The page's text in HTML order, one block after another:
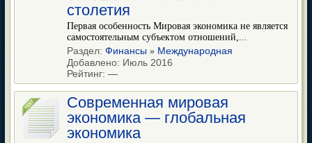
столетия
Первая особенность Мировая экономика не является
самостоятельным субъектом отношений,...
Раздел: Финансы » Международная
Добавлено: Июль 2016
Рейтинг: —
Современная мировая
экономика — глобальная
экономика